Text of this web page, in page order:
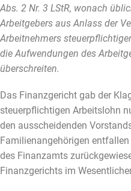
Abs. 2 Nr. 3 LStR, wonach
Arbeitgebers aus Anlass der
Arbeitnehmers
die Aufwendungen des
überschreiten.
Das Finanzgericht gab der
steuerpflichtigen Arbeitslohn
den ausscheidenden
Familienangehörigen
des Finanzamts
Finanzgerichts im